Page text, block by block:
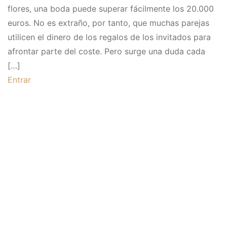
flores, una boda puede superar fácilmente los 20.000
euros. No es extraño, por tanto, que muchas parejas
utilicen el dinero de los regalos de los invitados para
afrontar parte del coste. Pero surge una duda cada
[…]
Entrar